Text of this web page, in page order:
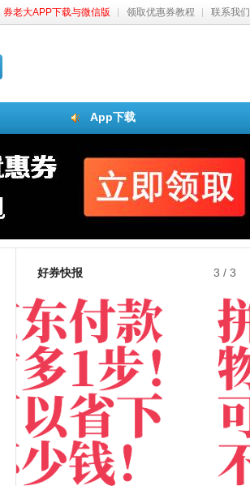
券老大APP下载与微信版 领取优惠券教程 联系我们
App下载
好券快报 3 / 3